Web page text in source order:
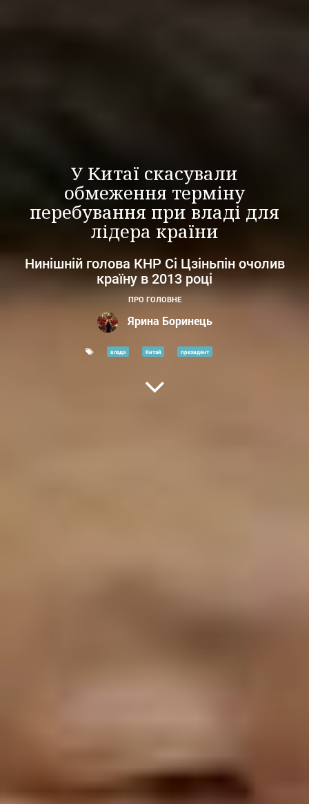
У Китаї скасували
обмеження терміну
перебування при владі для
лідера країни
Нинішній голова КНР Сі Цзіньпін очолив
країну в 2013 році
ПРО ГОЛОВНЕ
Ярина Боринець
влада Китай президент